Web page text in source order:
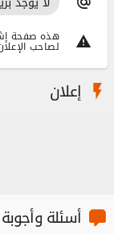
هذه صفحة
لصاحب
إعلان
أسئلة وأجوبة